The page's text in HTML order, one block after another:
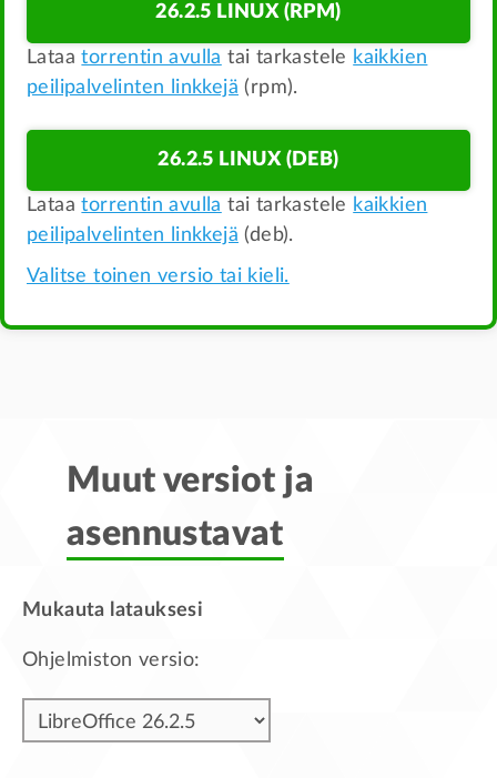
26.2.5 LINUX (RPM)
Lataatorrentin avulla tai tarkastele kaikkien
peilipalvelinten linkkejä (rpm).
26.2.5 LINUX (DEB)
Lataatorrentin avulla tai tarkastele kaikkien
peilipalvelinten linkkejä (deb).
Valitse toinen versio tai kieli.
Muut versiot ja
asennustavat
Mukauta latauksesi
Ohjelmiston versio: